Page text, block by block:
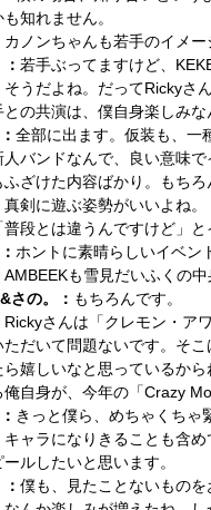
知れません。
カノンちゃんも若手のイメー
： 若手ぶってますけど、
そうだよね。だってRickyさ
との共演は、僕自身楽しみ
： 全部に出ます。仮装も、一
人バンドなんで、良い意味
ふざけた内容ばかり。もち
真剣に遊ぶ姿勢がいいよね
段とは違うんですけど」と
： ホントに素晴らしいイベン
AMBEEKも雪見だいふくの
さの。
： もちろんです。
Rickyさんは「クレモン・ア
ただいて問題ないです。そ
ら嬉しいなと思っているから
俺自身が、今年の「Crazy
： きっと僕ら、めちゃくちゃ
キャラになりきることも含
ルしたいと思います。
： 僕も、見たことないものを